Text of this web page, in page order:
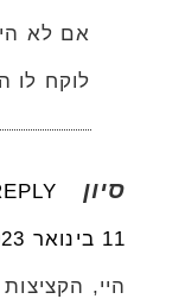
אם לא
לוקח לו
סיון
11 בינואר 2023 בשעה 16:59
היי,